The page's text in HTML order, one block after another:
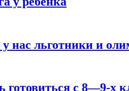
нас льготники и
с 8—9-х